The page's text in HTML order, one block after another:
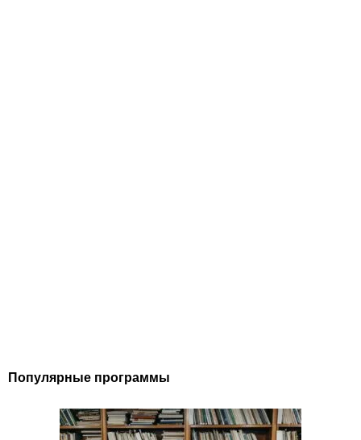
Популярные программы